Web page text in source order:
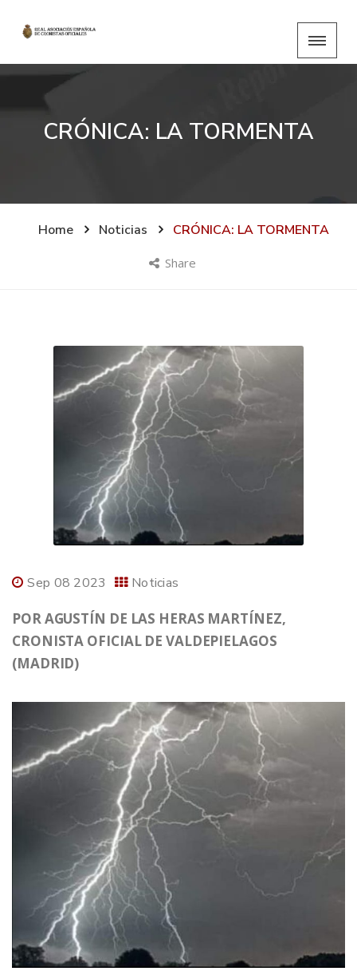
CRÓNICA: LA TORMENTA
Home Noticias CRÓNICA: LA TORMENTA
Share
Sep 08 2023 Noticias
POR AGUSTÍN DE LAS HERAS MARTÍNEZ,
CRONISTA OFICIAL DE VALDEPIELAGOS
(MADRID)